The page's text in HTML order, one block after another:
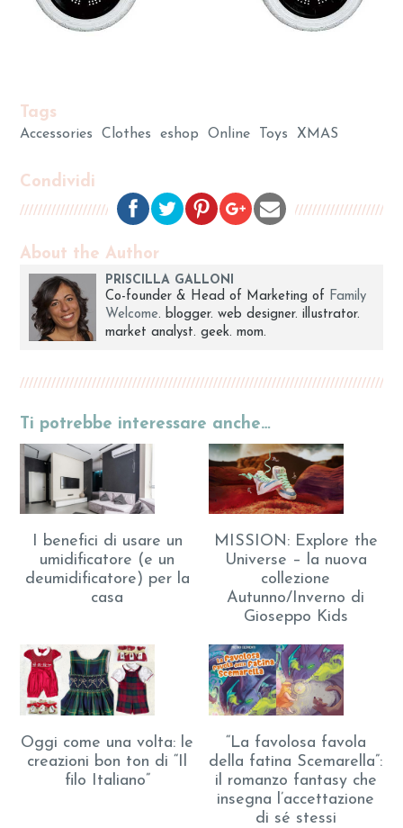
Tags
Accessories Clothes eshop Online Toys XMAS
Condividi
About the Author
PRISCILLA GALLONI
Co-founder & Head of Marketing of Family
Welcome. blogger. web designer. illustrator.
market analyst. geek. mom.
Ti potrebbe interessare anche…
I benefici di usare un
umidificatore (e un
deumidificatore) per la
casa
MISSION: Explore the
Universe – la nuova
collezione
Autunno/Inverno di
Gioseppo Kids
Oggi come una volta: le
creazioni bon ton di “Il
filo Italiano”
“La favolosa favola
della fatina Scemarella”:
il romanzo fantasy che
insegna l’accettazione
di sé stessi